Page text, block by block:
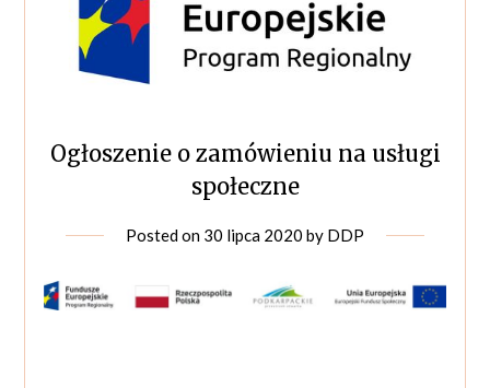
Ogłoszenie o zamówieniu na usługi
społeczne
Posted on 30 lipca 2020 by DDP